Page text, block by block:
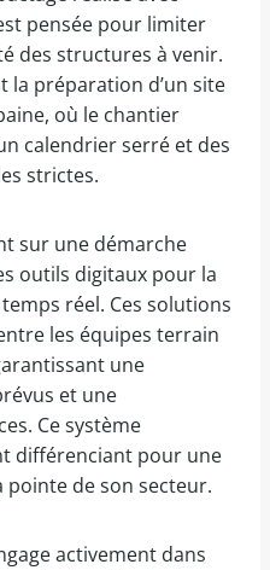
pensée pour limiter
des structures à venir.
la préparation d’un site
où le chantier
calendrier serré et des
strictes.
sur une démarche
outils digitaux pour la
réel. Ces solutions
les équipes terrain
une
et une
Ce système
différenciant pour une
pointe de son secteur.
activement dans